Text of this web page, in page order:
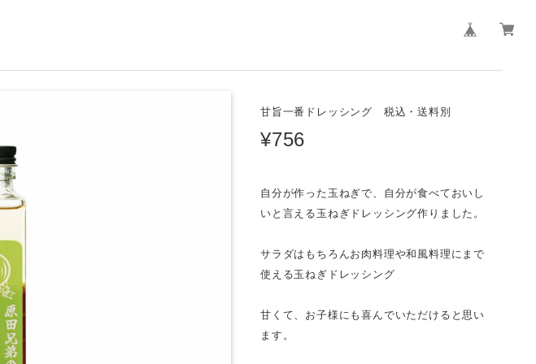
甘旨一番ドレッシング 税込・送料別
¥756
自分が作った玉ねぎで、自分が食べておいし
いと言える玉ねぎドレッシング作りました。
サラダはもちろんお肉料理や和風料理にまで
使える玉ねぎドレッシング
甘くて、お子様にも喜んでいただけると思い
ます。